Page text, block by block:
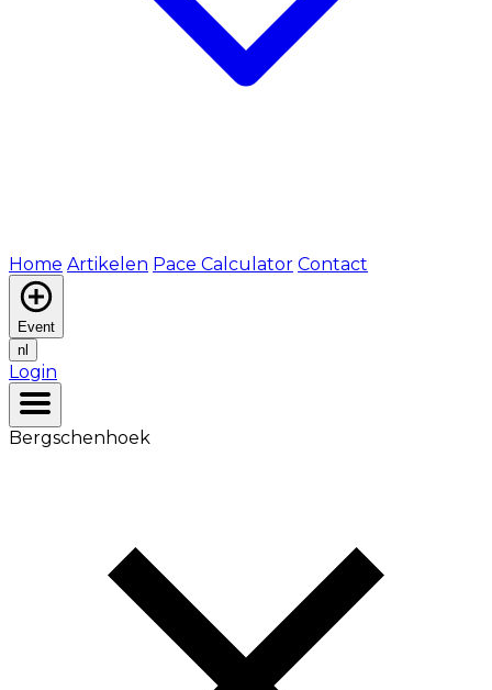
Home Artikelen Pace Calculator Contact
Event
nl
Login
Bergschenhoek